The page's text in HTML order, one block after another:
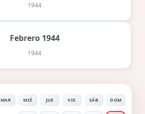
1944
Febrero 1944
1944
MAR MIÉ JUE VIE SÁB DOM